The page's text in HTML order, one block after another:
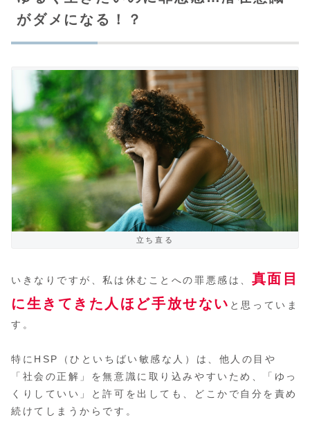
がダメになる！？
立ち直る
いきなりですが、私は休むことへの罪悪感は、 真面目
に生きてきた人ほど手放せない と思っていま
す。
特にHSP（ひといちばい敏感な人）は、他人の目や
「社会の正解」を無意識に取り込みやすいため、「ゆっ
くりしていい」と許可を出しても、どこかで自分を責め
続けてしまうからです。